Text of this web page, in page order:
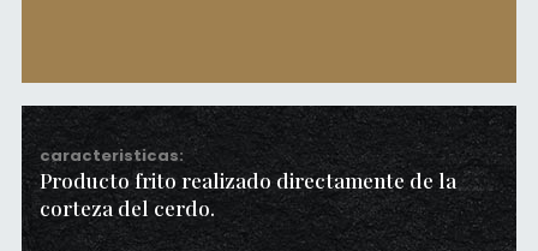
caracteristicas
Producto frito realizado directamente de la
corteza del cerdo.